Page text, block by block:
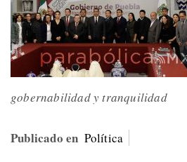
gobernabilidad y tranquilidad
Publicado en Política